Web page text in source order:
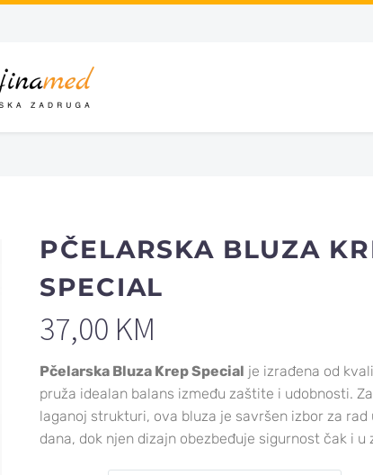
PČELARSKA BLUZA
SPECIAL
37,00 KM
Pčelarska Bluza Krep Special je izrađena od
pruža idealan balans između zaštite i udobnosti.
laganoj strukturi, ova bluza je savršen izbor za
dana, dok njen dizajn obezbeđuje sigurnost čak i